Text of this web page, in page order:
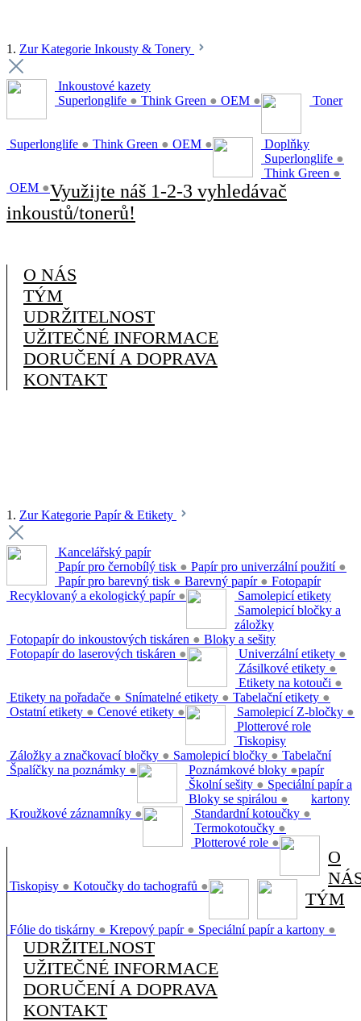
1. Zur Kategorie Inkousty & Tonery
Inkoustové kazety
Superlonglife ● Think Green ● OEM ● Toner
Superlonglife ● Think Green ● OEM ●
Doplňky
Superlonglife ●
Think Green ●
OEM ●Využijte náš 1-2-3 vyhledávač
inkoustů/tonerů!
O NÁS
TÝM
UDRŽITELNOST
UŽITEČNÉ INFORMACE
DORUČENÍ A DOPRAVA
KONTAKT
1. Zur Kategorie Papír & Etikety
Kancelářský papír
Papír pro černobílý tisk ● Papír pro univerzální použití ●
Papír pro barevný tisk ● Barevný papír ●
Recyklovaný a ekologický papír ●
Fotopapír
Fotopapír do inkoustových tiskáren ●
Fotopapír do laserových tiskáren ●
Samolepicí etikety
Univerzální etikety ●
Zásilkové etikety ●
Etikety na kotouči ●
Etikety na pořadače ● Snímatelné etikety ● Tabelační etikety ●
Ostatní etikety ● Cenové etikety ●
Samolepicí bločky a
záložky
Samolepicí Z-bločky ●
Záložky a značkovací bločky ● Samolepicí bločky ●
Špalíčky na poznámky ●
Bloky a sešity
Poznámkové bloky ●
Školní sešity ●
Bloky se spirálou ●
Kroužkové záznamníky ●
Plotterové role
Standardní kotoučky ●
Termokotoučky ●
Plotterové role ●
Tiskopisy
Tiskopisy ● Kotoučky do tachografů ●
Tabelační
papír
Speciální papír a
kartony
Fólie do tiskárny ● Krepový papír ● Speciální papír a kartony ●
O
TÝM
UDRŽITELNOST
UŽITEČNÉ INFORMACE
DORUČENÍ A DOPRAVA
KONTAKT